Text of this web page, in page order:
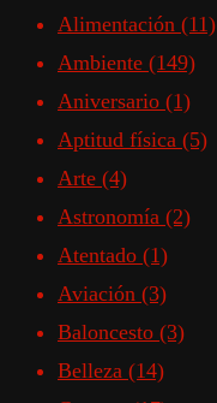
Alimentación (11)
Ambiente (149)
Aniversario (1)
Aptitud física (5)
Arte (4)
Astronomía (2)
Atentado (1)
Aviación (3)
Baloncesto (3)
Belleza (14)